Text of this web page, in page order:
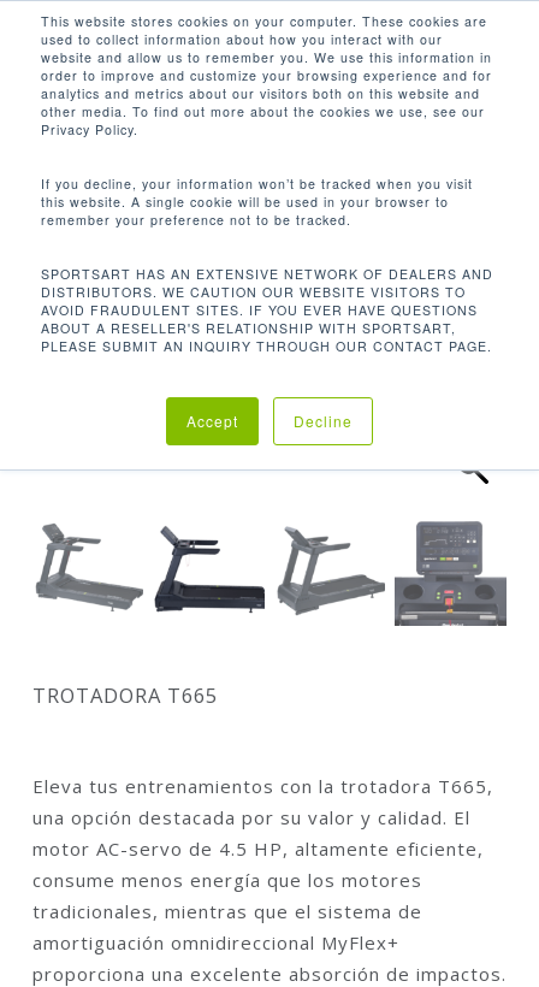
This website stores cookies on your computer. These cookies are
used to collect information about how you interact with our
website and allow us to remember you. We use this information in
order to improve and customize your browsing experience and for
analytics and metrics about our visitors both on this website and
other media. To find out more about the cookies we use, see our
Privacy Policy.
If you decline, your information won’t be tracked when you visit
this website. A single cookie will be used in your browser to
remember your preference not to be tracked.
SPORTSART HAS AN EXTENSIVE NETWORK OF DEALERS AND
DISTRIBUTORS. WE CAUTION OUR WEBSITE VISITORS TO
AVOID FRAUDULENT SITES. IF YOU EVER HAVE QUESTIONS
ABOUT A RESELLER'S RELATIONSHIP WITH SPORTSART,
PLEASE SUBMIT AN INQUIRY THROUGH OUR CONTACT PAGE.
Accept Decline
main
content
search
Inicio Cardio
TROTADORA T665
Eleva tus entrenamientos con la trotadora T665,
una opción destacada por su valor y calidad. El
motor AC-servo de 4.5 HP, altamente eficiente,
consume menos energía que los motores
tradicionales, mientras que el sistema de
amortiguación omnidireccional MyFlex+
proporciona una excelente absorción de impactos.
Close
Menu